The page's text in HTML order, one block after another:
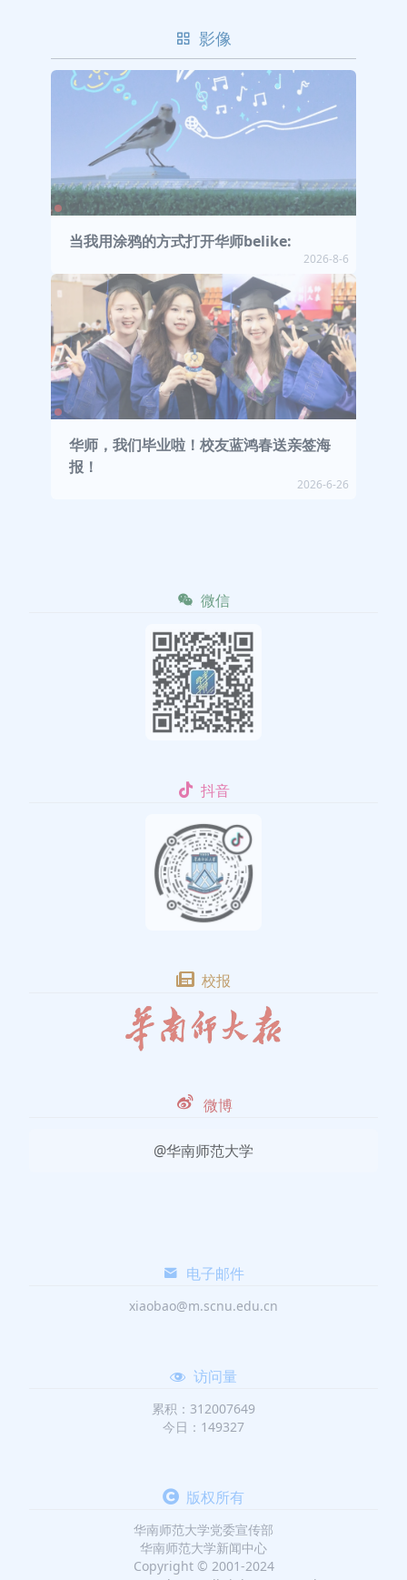
影像
当我用涂鸦的方式打开华师belike:
2026-8-6
华师，我们毕业啦！校友蓝鸿春送亲签海
报！
2026-6-26
微信
抖音
校报
微博
@华南师范大学
电子邮件
xiaobao@m.scnu.edu.cn
访问量
累积：312007649
今日：149327
版权所有
华南师范大学党委宣传部
华南师范大学新闻中心
Copyright © 2001-2024